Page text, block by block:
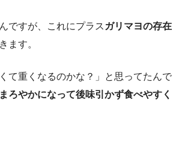
ですが、これにプラスガリマヨの存在
ます。
て重くなるのかな？」と思ってたんで
まろやかになって後味引かず食べやすく